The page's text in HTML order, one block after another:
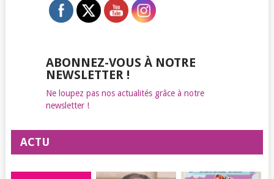
ABONNEZ-VOUS À NOTRE
NEWSLETTER !
Ne loupez pas nos actualités grâce à notre
newsletter !
ACTU